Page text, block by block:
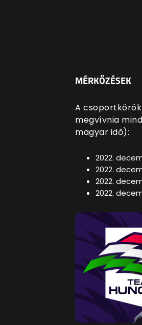
MÉRKŐZÉSEK
A
megvívnia
magyar idő):
2022.
2022.
2022.
2022.